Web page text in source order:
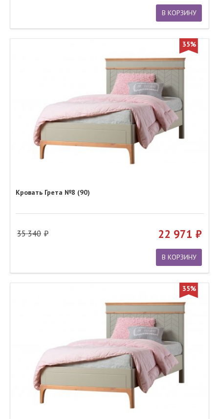
В КОРЗИНУ
35%
Кровать Грета №8 (90)
35 340 22 971
В КОРЗИНУ
35%